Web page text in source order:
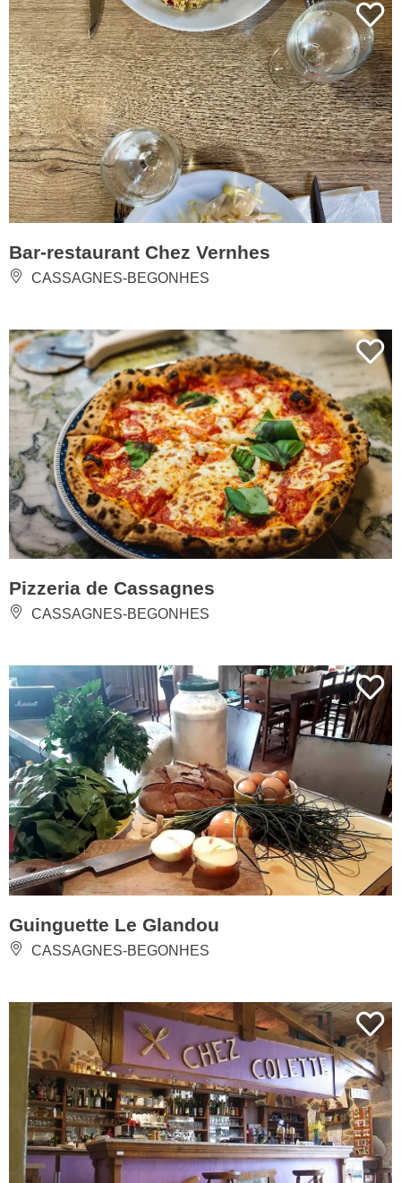
Bar-restaurant Chez Vernhes
CASSAGNES-BEGONHES
Pizzeria de Cassagnes
CASSAGNES-BEGONHES
Guinguette Le Glandou
CASSAGNES-BEGONHES